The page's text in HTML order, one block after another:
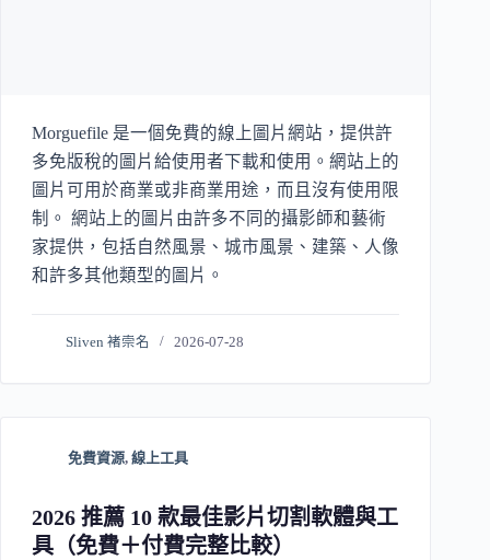
Morguefile 是一個免費的線上圖片網站，提供許
多免版稅的圖片給使用者下載和使用。網站上的
圖片可用於商業或非商業用途，而且沒有使用限
制。 網站上的圖片由許多不同的攝影師和藝術
家提供，包括自然風景、城市風景、建築、人像
和許多其他類型的圖片。
Sliven 褚崇名 2026-07-28
免費資源, 線上工具
2026 推薦 10 款最佳影片切割軟體與工
具（免費＋付費完整比較）